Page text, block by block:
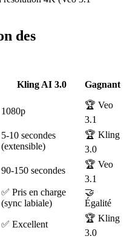
des
Kling AI 3.0 Gagnant
1080p
🏆 Veo
3.1
5-10 secondes
(extensible)
🏆 Kling
3.0
90-150 secondes
🏆 Veo
3.1
✅ Pris en charge
(sync labiale)
🤝
Égalité
✅ Excellent
🏆 Kling
3.0